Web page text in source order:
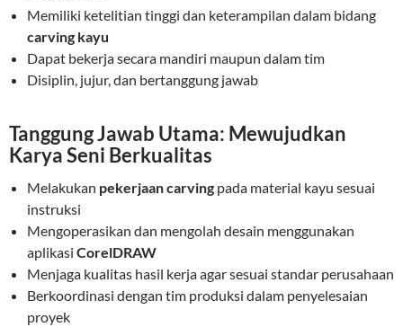
Memiliki ketelitian tinggi dan keterampilan dalam bidang
carving kayu
Dapat bekerja secara mandiri maupun dalam tim
Disiplin, jujur, dan bertanggung jawab
Tanggung Jawab Utama: Mewujudkan
Karya Seni Berkualitas
Melakukan pekerjaan carving pada material kayu sesuai
instruksi
Mengoperasikan dan mengolah desain menggunakan
aplikasi CorelDRAW
Menjaga kualitas hasil kerja agar sesuai standar perusahaan
Berkoordinasi dengan tim produksi dalam penyelesaian
proyek